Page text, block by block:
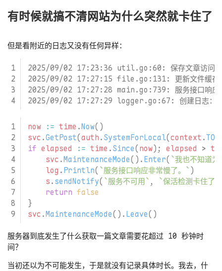
有时候就搞不清网站为什么突然就卡住了
但是看附近的日志又没有任何异样：
now := time .Now()
svc .GetPost(auth . SystemForLocal(context .
if elapsed := time . Since(now); elapsed >
svc .MaintenanceMode(). Enter( `我也不知道
log . Println( `服务接口响应非常慢了。` )
s . sendNotify( `服务不可用` , `保活检测卡住了`
return false
}
svc .MaintenanceMode(). Leave()
服务器到底发生了什么获取一篇文章需要花超过 10 秒钟时
间？
当初还以为不可能发生，于是就没有记录具体时长。我去，什